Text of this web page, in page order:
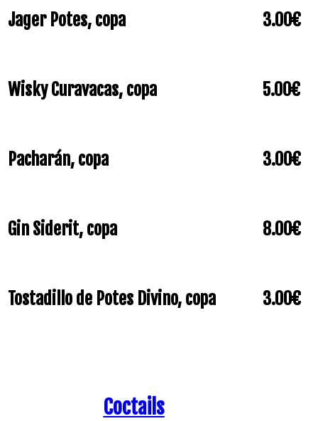
Jager Potes, copa 3.00€
Wisky Curavacas, copa 5.00€
Pacharán, copa 3.00€
Gin Siderit, copa 8.00€
Tostadillo de Potes Divino, copa 3.00€
Coctails